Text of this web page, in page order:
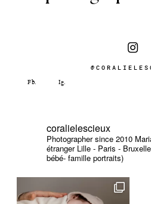
coralielescieux
Photographer since 2010
étranger Lille - Paris -
bébé- famille portraits)